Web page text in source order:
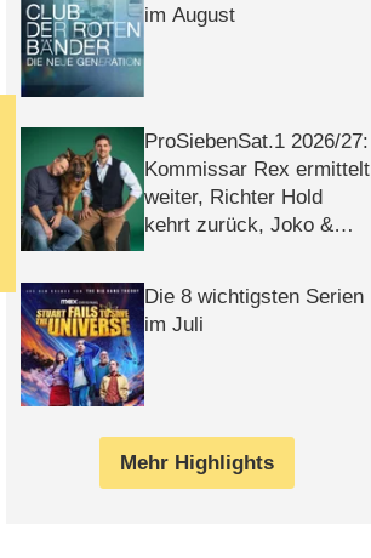
im August
ProSiebenSat.1 2026/​27:
Kommissar Rex ermittelt
weiter, Richter Hold
kehrt zurück, Joko &
Die 8 wichtigsten Serien
im Juli
Mehr Highlights